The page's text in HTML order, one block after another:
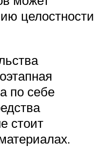
целостности
по себе
стоит